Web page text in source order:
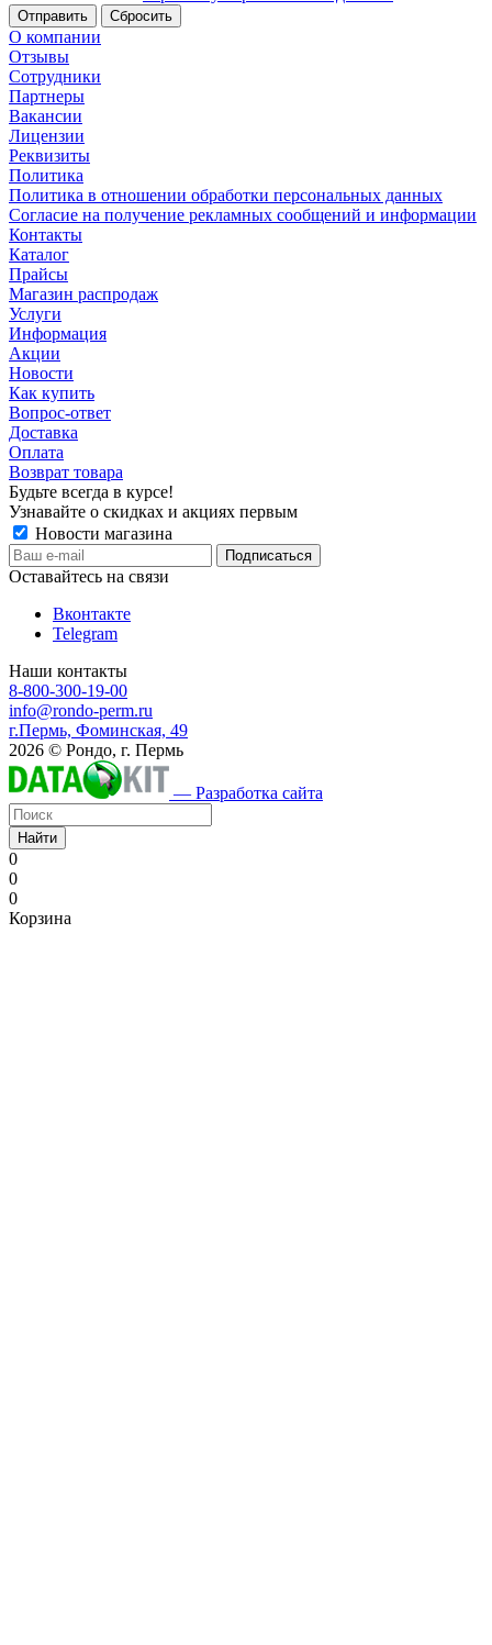
Сбросить
О компании
Отзывы
Сотрудники
Партнеры
Вакансии
Лицензии
Реквизиты
Политика
Политика в отношении обработки персональных данных
Согласие на получение рекламных сообщений и информации
Контакты
Каталог
Прайсы
Магазин распродаж
Услуги
Информация
Акции
Новости
Как купить
Вопрос-ответ
Доставка
Оплата
Возврат товара
Будьте всегда в курсе!
Узнавайте о скидках и акциях первым
Новости магазина
Оставайтесь на связи
Вконтакте
Telegram
Наши контакты
8-800-300-19-00
info@rondo-perm.ru
г.Пермь, Фоминская, 49
2026 © Рондо, г. Пермь
— Разработка сайта
Найти
0
0
0
Корзина